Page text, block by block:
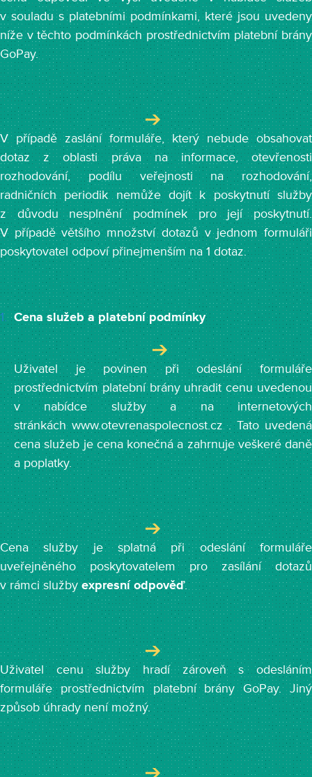
v souladu s platebními podmínkami, které jsou uvedeny
níže v těchto podmínkách prostřednictvím platební brány
GoPay.
V případě zaslání formuláře, který nebude obsahovat
dotaz z oblasti práva na informace, otevřenosti
rozhodování, podílu veřejnosti na rozhodování,
radničních periodik nemůže dojít k poskytnutí služby
z důvodu nesplnění podmínek pro její poskytnutí.
V případě většího množství dotazů v jednom formuláři
poskytovatel odpoví přinejmenším na 1 dotaz.
Cena služeb a platební podmínky
Uživatel je povinen při odeslání formuláře
prostřednictvím platební brány uhradit cenu uvedenou
v nabídce služby a na internetových
stránkách www.otevrenaspolecnost.cz . Tato uvedená
cena služeb je cena konečná a zahrnuje veškeré daně
a poplatky.
Cena služby je splatná při odeslání formuláře
uveřejněného poskytovatelem pro zasílání dotazů
v rámci službyexpresní odpověď.
Uživatel cenu služby hradí zároveň s odesláním
formuláře prostřednictvím platební brány GoPay. Jiný
způsob úhrady není možný.